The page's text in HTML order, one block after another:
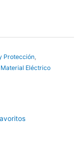
Protección,
Material Eléctrico